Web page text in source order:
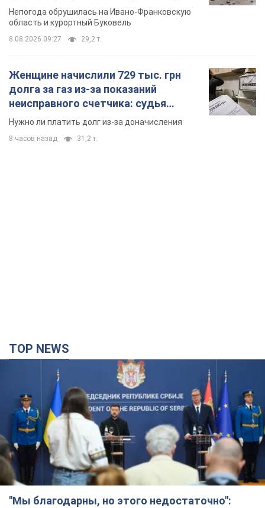
Непогода обрушилась на Ивано-Франковскую
область и курортный Буковель
8.08.2026 09:27 29,2 т.
Женщине начислили 729 тыс. грн
долга за газ из-за показаний
неисправного счетчика: судья
вынес неожиданное решение
Нужно ли платить долг из-за доначисления
8 часов назад 31,2 т.
TOP NEWS
"Мы благодарны, но этого недостаточно":